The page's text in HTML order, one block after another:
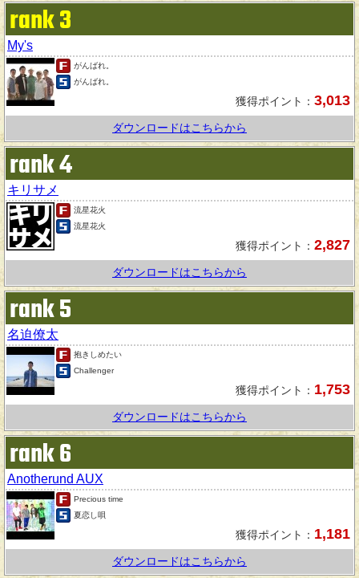
rank 3
My's
がんばれ。
がんばれ。
獲得ポイント： 3,013
ダウンロードはこちらから
rank 4
キリサメ
流星花火
流星花火
獲得ポイント： 2,827
ダウンロードはこちらから
rank 5
名迫僚太
抱きしめたい
Challenger
獲得ポイント： 1,753
ダウンロードはこちらから
rank 6
Anotherund AUX
Precious time
夏恋し唄
獲得ポイント： 1,181
ダウンロードはこちらから